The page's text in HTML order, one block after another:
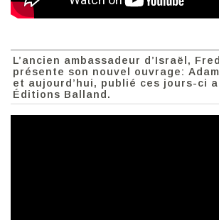
L’ancien ambassadeur d’Israël,
présente son nouvel ouvrage:
et aujourd’hui, publié ces jours-ci
Éditions Balland.